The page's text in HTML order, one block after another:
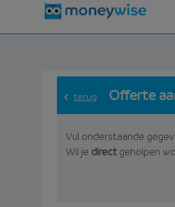
terug Offerte
Vul onderstaande
Wil je directgeholpen